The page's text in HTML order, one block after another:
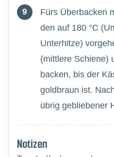
Fürs Überbacken
den auf 180 °C
Unterhitze)
(mittlere Schiene)
backen, bis der
goldbraun ist.
übrig gebliebener
Notizen